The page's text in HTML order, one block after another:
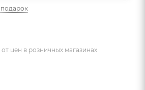
цен в розничных магазинах